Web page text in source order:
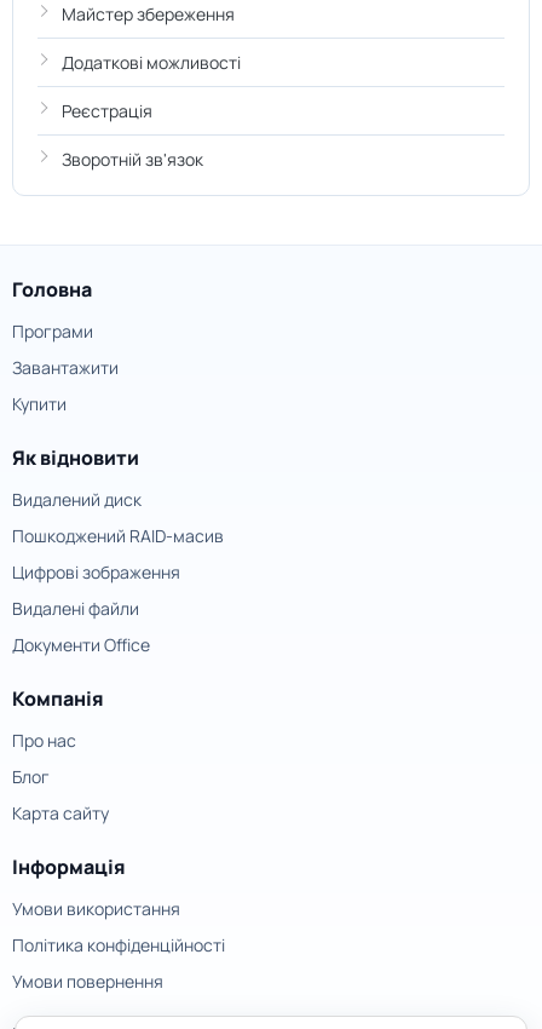
Майстер збереження
Додаткові можливості
Реєстрація
Зворотній зв'язок
Головна
Програми
Завантажити
Купити
Як відновити
Видалений диск
Пошкоджений RAID-масив
Цифрові зображення
Видалені файли
Документи Office
Компанія
Про нас
Блог
Карта сайту
Інформація
Умови використання
Політика конфіденційності
Умови повернення